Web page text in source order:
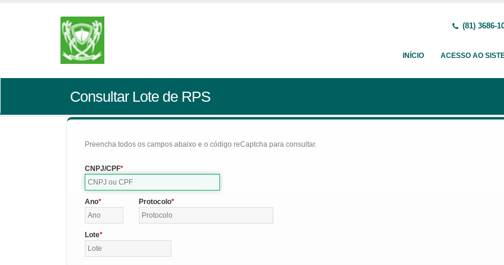
(81) 3686-
INÍCIO ACESSO AO
Consultar Lote de RPS
Preencha todos os campos abaixo e o código reCaptcha para consultar.
CNPJ/CPF
Ano Protocolo
Lote